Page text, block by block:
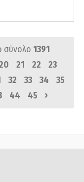
σύνολο 1391
21 22
23
32 33 34
35
44 45 ›